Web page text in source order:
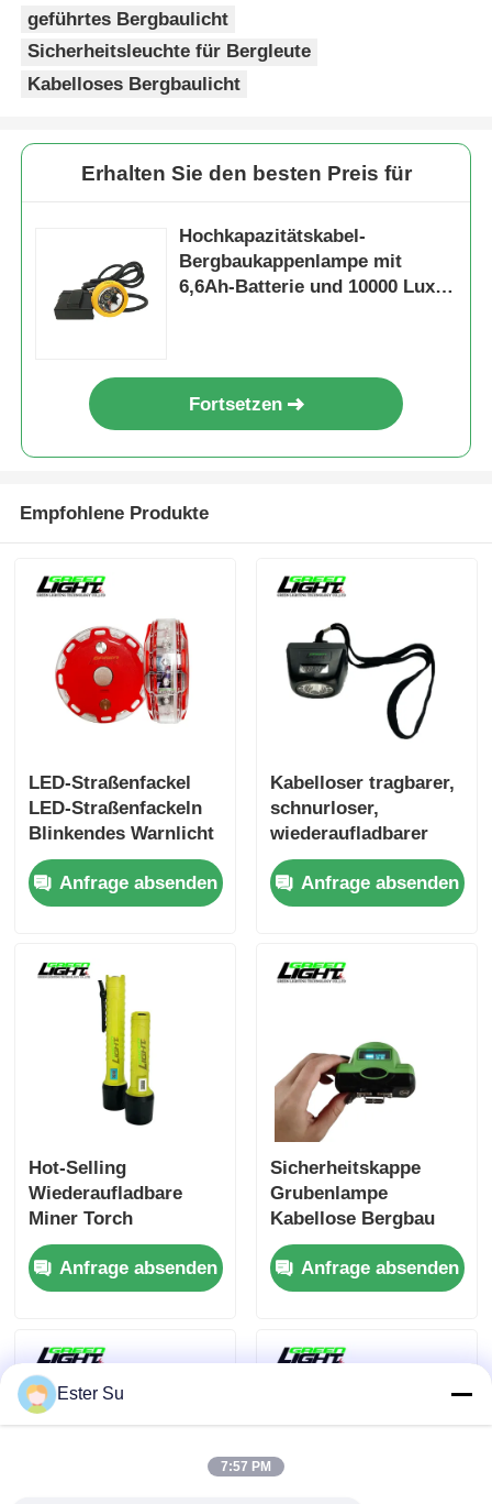
geführtes Bergbaulicht
Sicherheitsleuchte für Bergleute
Kabelloses Bergbaulicht
Erhalten Sie den besten Preis für
Hochkapazitätskabel-
Bergbaukappenlampe mit
6,6Ah-Batterie und 10000 Lux
Fortsetzen
Empfohlene Produkte
LED-Straßenfackel
LED-Straßenfackeln
Blinkendes Warnlicht
LED-Fackeln Ampeln
Straßenwarnlicht
Anfrage absenden
Kabelloser tragbarer,
schnurloser,
wiederaufladbarer
Scheinwerfer
100000H für
unterirdische
Anfrage absenden
Hot-Selling
Wiederaufladbare
Miner Torch
Unterstützung USB-
Ladung mit IP68
Magnet
Industrie
Anfrage absenden
Sicherheitskappe
Grubenlampe
Kabellose Bergbau
Digitale Lichter
Bergbau Stirnlampe
Wasserdichte
Stirnlampe
Anfrage absenden
Ester Su
7:57 PM